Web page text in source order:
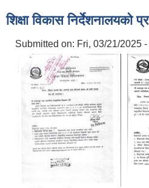
शिक्षा विकास निर्देशनालयको
Submitted on: Fri, 03/21/2025